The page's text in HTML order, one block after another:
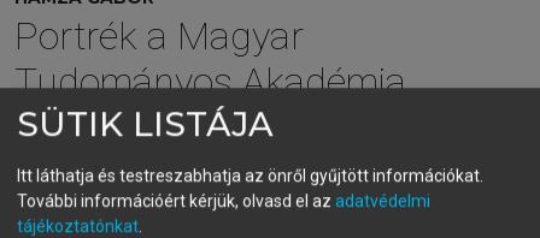
Portrék a Magyar
Tudományos Akadémia
tagjairól IV.
menu_book OLVASÁS
SÜTIK LISTÁJA
Itt láthatja és testreszabhatja az önről gyűjtött információkat.
További információért kérjük, olvasd el az adatvédelmi
tájékoztatónkat